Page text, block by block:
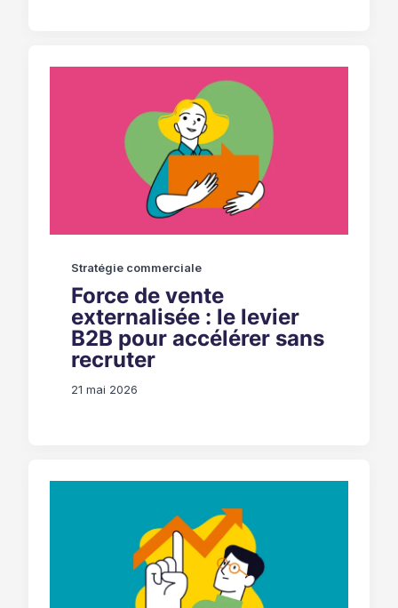
Stratégie commerciale
Force de vente
externalisée : le levier
B2B pour accélérer sans
recruter
21 mai 2026